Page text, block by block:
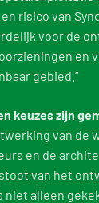
risico van
voor de
en
gebied.”
keuzes zijn
van de
en de
van het
niet alleen